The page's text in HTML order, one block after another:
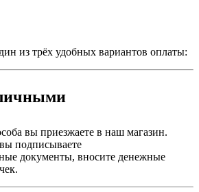
из трёх удобных вариантов оплаты:
вы приезжаете в наш магазин.
подписываете
документы, вносите денежные